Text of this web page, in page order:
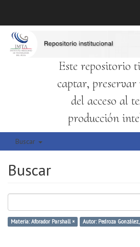
Este repositorio
captar,
del acceso al
producción
Buscar
Buscar
Materia: Aforador Parshall × Autor: Pedroza